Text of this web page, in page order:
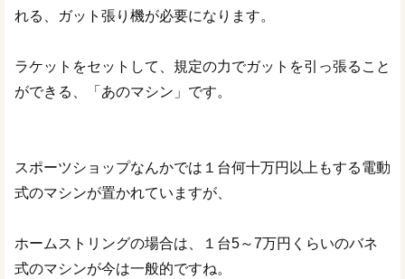
れる、ガット張り機が必要になります。
ラケットをセットして、規定の力でガットを引っ張ること
ができる、「あのマシン」です。
スポーツショップなんかでは１台何十万円以上もする電動
式のマシンが置かれていますが、
ホームストリングの場合は、１台5～7万円くらいのバネ
式のマシンが今は一般的ですね。